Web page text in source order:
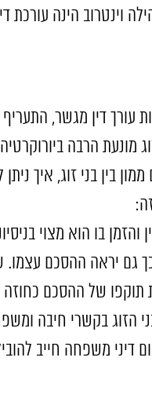
וינטרוב הינה עורכת
עורך דין מגשר,
מונעת הרבה
בין בני זוג, איך
והזמן בו הוא מצוי
גם יראה ההסכם
של ההסכם כחוזה
הזוג בקשרי חיבה
דיני משפחה חייב